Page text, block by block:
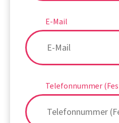
E-Mail
Telefonnummer